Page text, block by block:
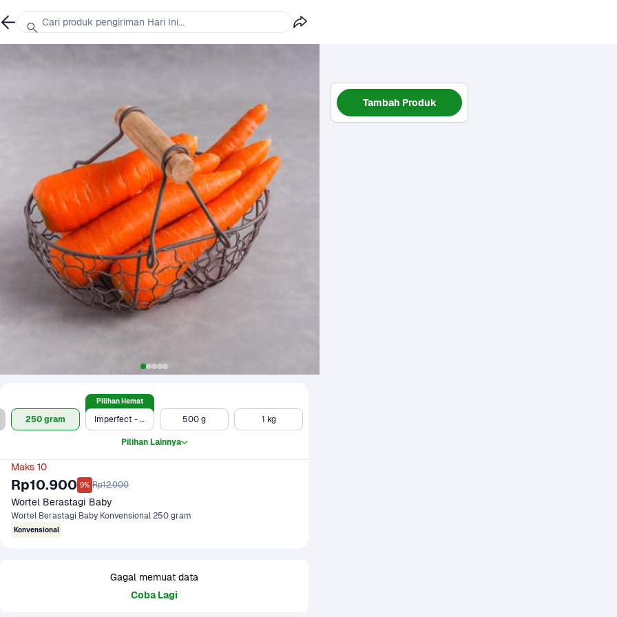
250 gram Imperfect - 500 g
Pilihan Hemat
500 g 1 kg
Pilihan Lainnya
Maks 10
Rp10.900 9% Rp12.000
Wortel Berastagi Baby
Wortel Berastagi Baby Konvensional 250 gram
Konvensional
Gagal memuat data
Coba Lagi
Tambah Produk
Cari produk pengiriman Hari Ini...